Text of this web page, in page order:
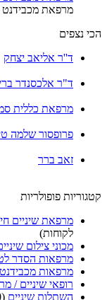
מרפאת מכבידנט
נצפים
ד''ר אליאב יצחק
ד"ר אלכסנדר ברילוב
מרפאת כללית
פרופסור שלמה
זאב ברר
פופולריות
מרפאת שיניים
לקוחות)
מכוני צילום שיניים (11131 לקוחות)
מרפאות הסדר
מרפאות מכבידנט (7603 לקוחות)
רופאי שיניים /
השתלות שיניים (4250 לקוחות)